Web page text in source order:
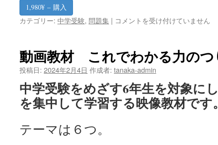
1,980¥ – 購入
カテゴリー: 中学受験, 問題集 | 6
重
要
題
集
は
コメントを受け付けていません
動画教材 これでわかる力のつ
投稿日: 2024年2月4日 作成者: tanaka-admin
中学受験をめざす6年生を対象に
を集中して学習する映像教材です
テーマは６つ。